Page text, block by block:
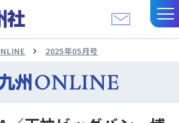
2025年05月号